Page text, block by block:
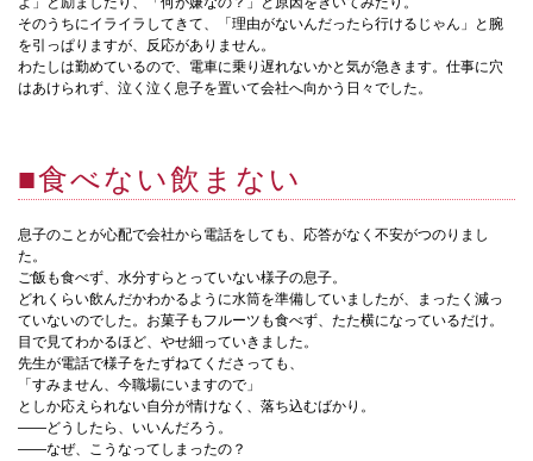
そのうちにイライラしてきて、「理由がないんだったら行けるじゃん」と腕
を引っぱりますが、反応がありません。
わたしは勤めているので、電車に乗り遅れないかと気が急きます。仕事に穴
はあけられず、泣く泣く息子を置いて会社へ向かう日々でした。
■食べない飲まない
息子のことが心配で会社から電話をしても、応答がなく不安がつのりまし
た。
ご飯も食べず、水分すらとっていない様子の息子。
どれくらい飲んだかわかるように水筒を準備していましたが、まったく減っ
ていないのでした。お菓子もフルーツも食べず、たた横になっているだけ。
目で見てわかるほど、やせ細っていきました。
先生が電話で様子をたずねてくださっても、
「すみません、今職場にいますので」
としか応えられない自分が情けなく、落ち込むばかり。
——どうしたら、いいんだろう。
——なぜ、こうなってしまったの？